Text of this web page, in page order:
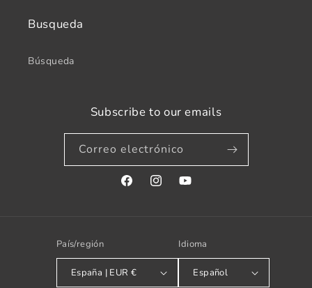
Busqueda
Búsqueda
Subscribe to our emails
Correo electrónico
FacebookInstagramYouTube
País/región
España | EUR €
Idioma
Español